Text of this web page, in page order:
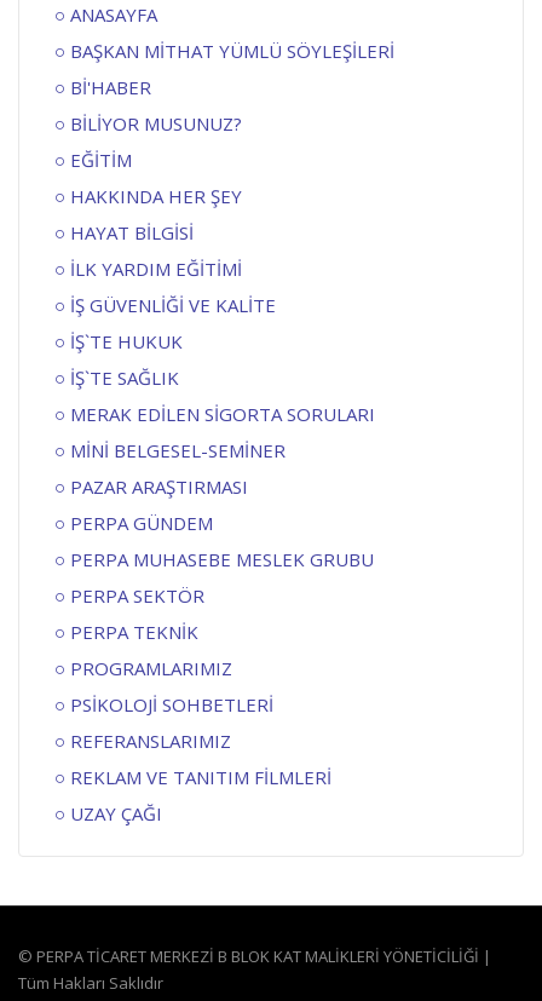
ANASAYFA
BAŞKAN MİTHAT YÜMLÜ SÖYLEŞİLERİ
Bİ'HABER
BİLİYOR MUSUNUZ?
EĞİTİM
HAKKINDA HER ŞEY
HAYAT BİLGİSİ
İLK YARDIM EĞİTİMİ
İŞ GÜVENLİĞİ VE KALİTE
İŞ`TE HUKUK
İŞ`TE SAĞLIK
MERAK EDİLEN SİGORTA SORULARI
MİNİ BELGESEL-SEMİNER
PAZAR ARAŞTIRMASI
PERPA GÜNDEM
PERPA MUHASEBE MESLEK GRUBU
PERPA SEKTÖR
PERPA TEKNİK
PROGRAMLARIMIZ
PSİKOLOJİ SOHBETLERİ
REFERANSLARIMIZ
REKLAM VE TANITIM FİLMLERİ
UZAY ÇAĞI
© PERPA TİCARET MERKEZİ B BLOK KAT MALİKLERİ YÖNETİCİLİĞİ |
Tüm Hakları Saklıdır